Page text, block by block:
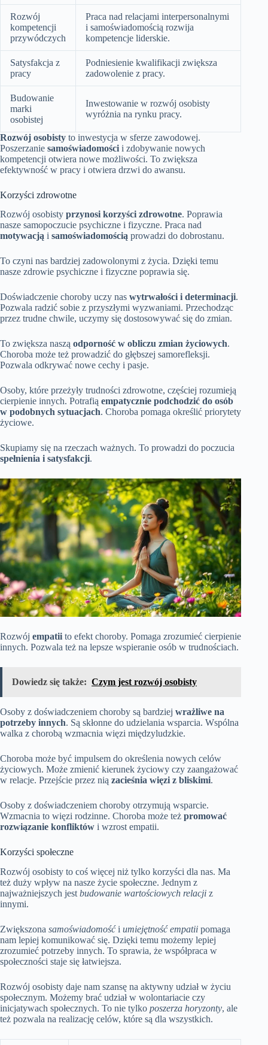
Rozwój
kompetencji
przywódczych
Praca nad relacjami interpersonalnymi
i samoświadomością rozwija
kompetencje liderskie.
Satysfakcja z
pracy
Podniesienie kwalifikacji zwiększa
zadowolenie z pracy.
Budowanie
marki
osobistej
Inwestowanie w rozwój osobisty
wyróżnia na rynku pracy.
Rozwój osobisty to inwestycja w sferze zawodowej.
Poszerzanie samoświadomości i zdobywanie nowych
kompetencji otwiera nowe możliwości. To zwiększa
efektywność w pracy i otwiera drzwi do awansu.
Korzyści zdrowotne
Rozwój osobisty przynosi korzyści zdrowotne. Poprawia
nasze samopoczucie psychiczne i fizyczne. Praca nad
motywacją i samoświadomością prowadzi do dobrostanu.
To czyni nas bardziej zadowolonymi z życia. Dzięki temu
nasze zdrowie psychiczne i fizyczne poprawia się.
Doświadczenie choroby uczy nas wytrwałości i determinacji.
Pozwala radzić sobie z przyszłymi wyzwaniami. Przechodząc
przez trudne chwile, uczymy się dostosowywać się do zmian.
To zwiększa naszą odporność w obliczu zmian życiowych.
Choroba może też prowadzić do głębszej samorefleksji.
Pozwala odkrywać nowe cechy i pasje.
Osoby, które przeżyły trudności zdrowotne, częściej rozumieją
cierpienie innych. Potrafią empatycznie podchodzić do osób
w podobnych sytuacjach. Choroba pomaga określić priorytety
życiowe.
Skupiamy się na rzeczach ważnych. To prowadzi do poczucia
spełnienia i satysfakcji.
Rozwój empatii to efekt choroby. Pomaga zrozumieć cierpienie
innych. Pozwala też na lepsze wspieranie osób w trudnościach.
Dowiedz się także: Czym jest rozwój osobisty
Osoby z doświadczeniem choroby są bardziej wrażliwe na
potrzeby innych. Są skłonne do udzielania wsparcia. Wspólna
walka z chorobą wzmacnia więzi międzyludzkie.
Choroba może być impulsem do określenia nowych celów
życiowych. Może zmienić kierunek życiowy czy zaangażować
w relacje. Przejście przez nią zacieśnia więzi z bliskimi.
Osoby z doświadczeniem choroby otrzymują wsparcie.
Wzmacnia to więzi rodzinne. Choroba może też promować
rozwiązanie konfliktów i wzrost empatii.
Korzyści społeczne
Rozwój osobisty to coś więcej niż tylko korzyści dla nas. Ma
też duży wpływ na nasze życie społeczne. Jednym z
najważniejszych jest budowanie wartościowych relacji z
innymi.
Zwiększona samoświadomośći umiejętność empatii pomaga
nam lepiej komunikować się. Dzięki temu możemy lepiej
zrozumieć potrzeby innych. To sprawia, że współpraca w
społeczności staje się łatwiejsza.
Rozwój osobisty daje nam szansę na aktywny udział w życiu
społecznym. Możemy brać udział w wolontariacie czy
inicjatywach społecznych. To nie tylko poszerza horyzonty, ale
też pozwala na realizację celów, które są dla wszystkich.